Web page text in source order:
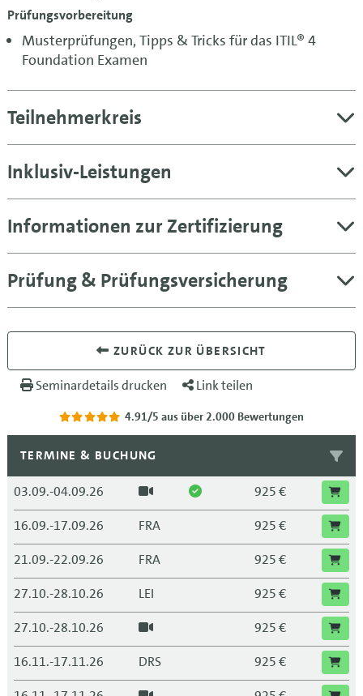
Prüfungsvorbereitung
Musterprüfungen, Tipps & Tricks für das ITIL® 4
Foundation Examen
Teilnehmerkreis
Inklusiv-Leistungen
Informationen zur Zertifizierung
Prüfung & Prüfungsversicherung
ZURÜCK ZUR ÜBERSICHT
Seminardetails drucken Link teilen
4.91/5 aus über 2.000 Bewertungen
TERMINE & BUCHUNG
03.09.-04.09.26
925 €
16.09.-17.09.26
FRA
925 €
21.09.-22.09.26
FRA
925 €
27.10.-28.10.26
LEI
925 €
27.10.-28.10.26
925 €
16.11.-17.11.26
DRS
925 €